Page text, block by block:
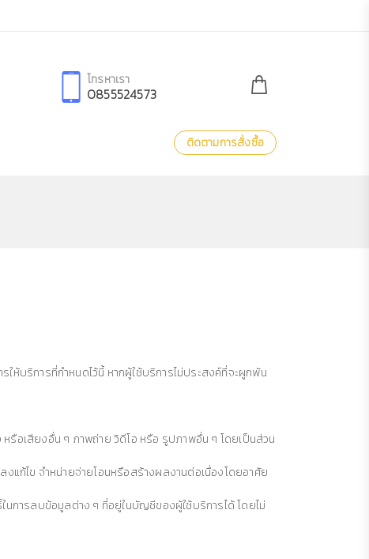
โทรหาเรา
0855524573
ติดตามการสั่งซื้อ
ห้บริการที่กำหนดไว้นี้ หากผู้ใช้บริการไม่ประสงค์ที่จะผูกพัน
อเสียงอื่น ๆ ภาพถ่าย วิดีโอ หรือ รูปภาพอื่น ๆ โดยเป็นส่วน
แก้ไข จำหน่ายจ่ายโอนหรือสร้างผลงานต่อเนื่องโดยอาศัย
นการลบข้อมูลต่าง ๆ ที่อยู่ในบัญชีของผู้ใช้บริการได้ โดยไม่